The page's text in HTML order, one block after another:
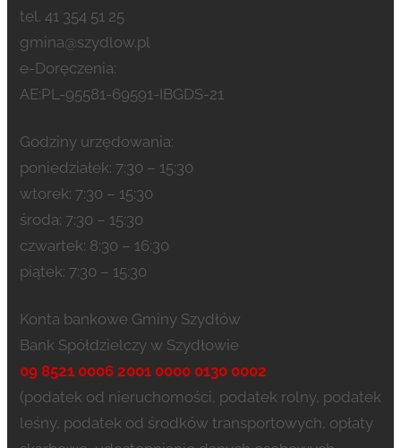
tel. 41 354 51 25
gmina@szydlow.pl
e-Doręczenia:
AE:PL-95581-69591-IBGDS-21
Godziny urzędowania:
poniedziałek: 7:30 – 15:30
wtorek: 7:30 – 15:30
środa: 7:30 – 15:30
czwartek: 8:30 – 16:30
piątek: 7:30 – 15:30
Konta bankowe Gminy Szydłów
Bank Spółdzielczy w Szydłowie
09 8521 0006 2001 0000 0130 0002
(podatek od nieruchomości, podatek rolny, podatek
leśny, podatek od środków transportowych, opłaty